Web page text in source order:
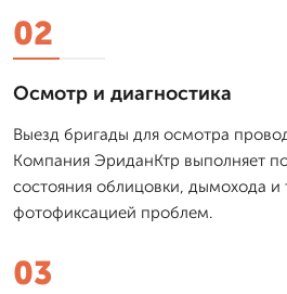
02
Осмотр и диагностика
Выезд бригады для осмотра
Компания ЭриданКтр выполняет
состояния облицовки, дымохода и
фотофиксацией проблем.
03